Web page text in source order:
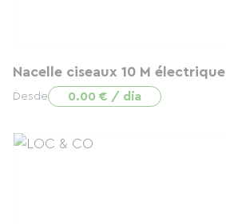
Nacelle ciseaux 10 M électrique
Desde 0.00 € / día